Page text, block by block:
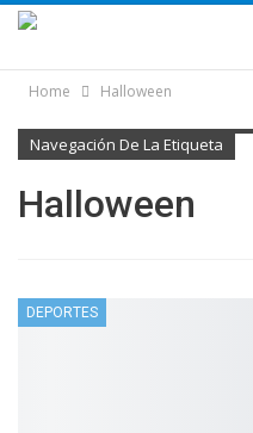
Home Halloween
Navegación De La Etiqueta
Halloween
DEPORTES